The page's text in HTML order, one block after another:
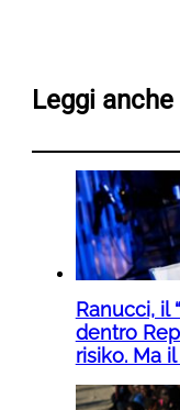
Leggi anche
Ranucci, il
dentro
risiko. Ma